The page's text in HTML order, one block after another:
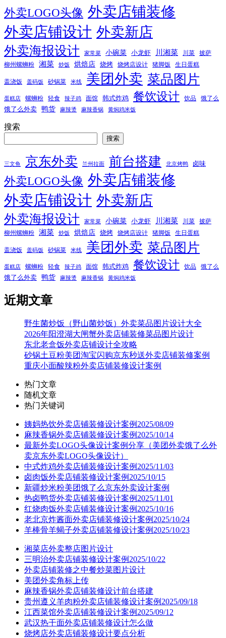
外卖LOGO头像 外卖店铺装修
外卖店铺设计 外卖新店
外卖海报设计 家常菜 小碗菜 小龙虾 川湘菜 川菜
披萨
柳州螺蛳粉
湘菜 炒饭 烘焙店 烧烤 烧烤店设计 猪脚饭 生日蛋糕
盖浇饭 盖码饭 砂锅菜 米线 美团外卖 菜品图片
蛋糕店 螺蛳粉 轻食 辣子鸡 面馆 韩式炸鸡 餐饮设计 饮品 饿了么
饿了么外卖 鸭货 麻辣烫 麻辣香锅 黄焖鸡米饭
搜索
搜索
三文鱼 京东外卖 兰州拉面 前台搭建 北京烤鸭 卤味
外卖LOGO头像 外卖店铺装修
外卖店铺设计 外卖新店
外卖海报设计 家常菜 小碗菜 小龙虾 川湘菜 川菜
披萨
柳州螺蛳粉
湘菜 炒饭 烘焙店 烧烤 烧烤店设计 猪脚饭 生日蛋糕
盖浇饭 盖码饭 砂锅菜 米线 美团外卖 菜品图片
蛋糕店 螺蛳粉 轻食 辣子鸡 面馆 韩式炸鸡 餐饮设计 饮品 饿了么
饿了么外卖 鸭货 麻辣烫 麻辣香锅 黄焖鸡米饭
近期文章
野生菌炒饭（野山菌炒饭）外卖菜品图片设计大全
2026年阳澄湖大闸蟹外卖店铺装修菜品图片设计
东北老盒饭外卖店铺设计全攻略
砂锅土豆粉美团淘宝闪购京东秒送外卖店铺装修案例
重庆小面酸辣粉外卖店铺装修设计案例
热门文章
随机文章
热门关键词
姨妈热饮外卖店铺装修设计案例2025/08/09
麻辣香锅外卖店铺装修设计案例2025/10/14
最新外卖LOGO头像设计案例分享（美团外卖饿了么外
卖京东外卖LOGO头像设计）
中式炸鸡外卖店铺装修设计案例2025/11/03
卤肉饭外卖店铺装修设计案例2025/10/15
新疆炒米粉美团饿了么京东外卖设计案例
热卤鸭货外卖店铺装修设计案例2025/11/01
红烧肉饭外卖店铺装修设计案例2025/10/16
老北京炸酱面外卖店铺装修设计案例2025/10/24
羊棒骨羊蝎子外卖店铺装修设计案例2025/10/23
湘菜店外卖整店图片设计
三明治外卖店铺装修设计案例2025/10/22
外卖店铺装修之中餐炒菜图片设计
美团外卖角标上传
麻辣香锅外卖店铺装修设计前台搭建
贵州遵义羊肉粉外卖店铺装修设计案例2025/09/18
江西菜馆外卖店铺装修设计案例2025/09/12
武汉热干面外卖店铺装修设计怎么做
烧烤店外卖店铺装修设计要点分析